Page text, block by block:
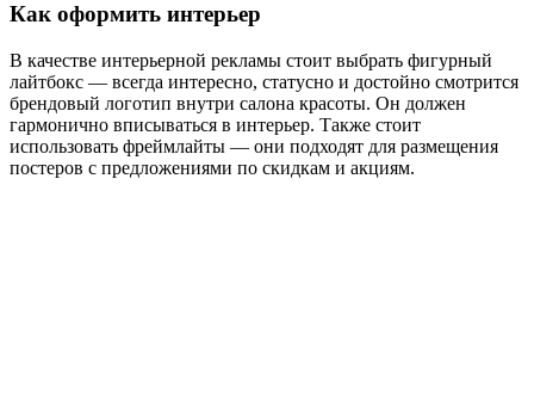
Как оформить интерьер
В качестве интерьерной рекламы стоит выбрать фигурный
лайтбокс — всегда интересно, статусно и достойно смотрится
брендовый логотип внутри салона красоты. Он должен
гармонично вписываться в интерьер. Также стоит
использовать фреймлайты — они подходят для размещения
постеров с предложениями по скидкам и акциям.